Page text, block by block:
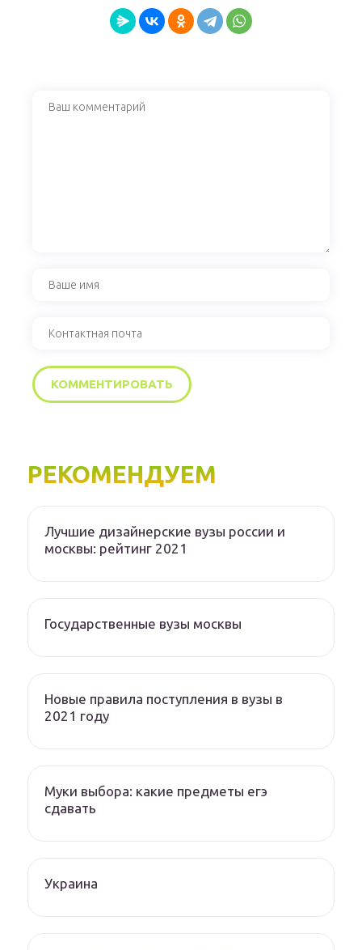
РЕКОМЕНДУЕМ
Лучшие дизайнерские вузы россии и
москвы: рейтинг 2021
Государственные вузы москвы
Новые правила поступления в вузы в
2021 году
Муки выбора: какие предметы егэ
сдавать
Украина